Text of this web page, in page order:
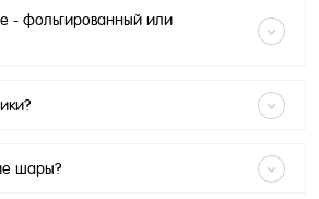
- фольгированный или
шары?